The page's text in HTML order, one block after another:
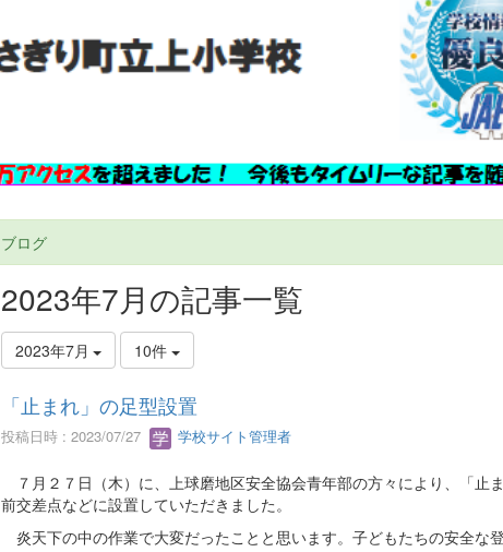
ブログ
2023年7月の記事一覧
2023年7月 10件
「止まれ」の足型設置
投稿日時 : 2023/07/27 学校サイト管理者
７月２７日（木）に、上球磨地区安全協会青年部の方々により、「止
前交差点などに設置していただきました。
炎天下の中の作業で大変だったことと思います。子どもたちの安全な